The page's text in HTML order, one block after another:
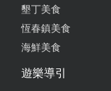
墾丁美食
恆春鎮美食
海鮮美食
遊樂導引